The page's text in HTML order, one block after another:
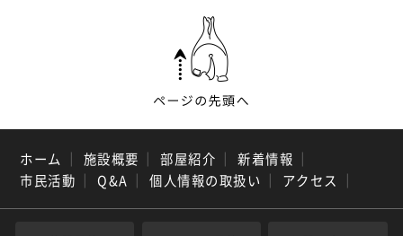
ホーム ｜ 施設概要 ｜ 部屋紹介 ｜ 新着情報 ｜
市民活動 ｜ Q&A ｜ 個人情報の取扱い ｜ アクセス ｜